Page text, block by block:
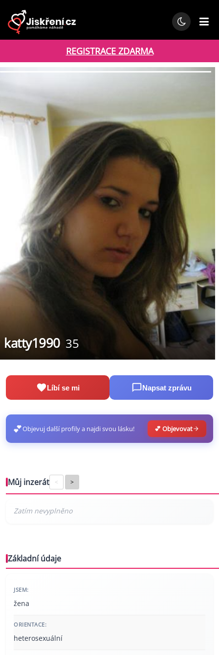
REGISTRACE ZDARMA
katty1990 35
Líbí se mi Napsat zprávu
💕Objevuj další profily a najdi svou lásku! 💕 Objevovat
Můj inzerát < >
Základní údaje
JSEM:
žena
ORIENTACE:
heterosexuální